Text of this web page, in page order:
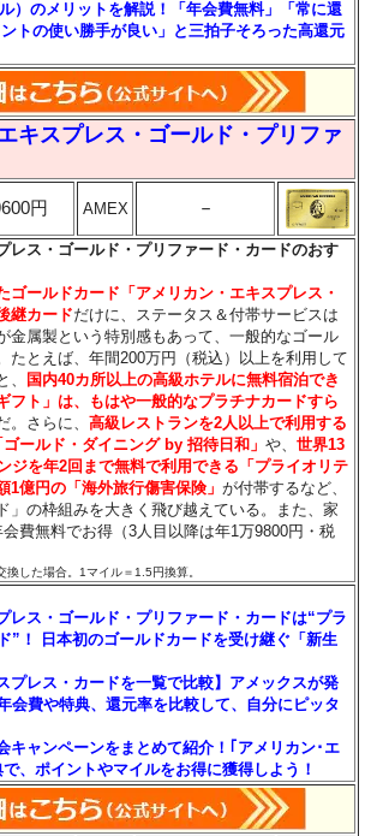
）のメリットを解説！「年会費無料」「常に還
トの使い勝手が良い」と三拍子そろった高還元
キスプレス・ゴールド・プリファ
円 AMEX －
レス・ゴールド・プリファード・カードのおす
ゴールドカード「アメリカン・エキスプレス・
継カードだけに、ステータス＆付帯サービスは
金属製という特別感もあって、一般的なゴール
たとえば、年間200万円（税込）以上を利用して
、
国内40カ所以上の高級ホテルに無料宿泊でき
フト」は、もはや一般的なプラチナカードすら
。さらに、高級レストランを2人以上で利用する
ールド・ダイニング by 招待日和」や、世界13
ジを年2回まで無料で利用できる「プライオリテ
1億円の「海外旅行傷害保険」が付帯するなど、
」の枠組みを大きく飛び越えている。また、家
費無料でお得（3人目以降は年1万9800円・税
した場合。1マイル＝1.5円換算。
レス・ゴールド・プリファード・カードは“プラ
”！ 日本初のゴールドカードを受け継ぐ「新生
プレス・カードを一覧で比較】アメックスが発
会費や特典、還元率を比較して、自分にピッタ
キャンペーンをまとめて紹介！｢アメリカン･エ
、ポイントやマイルをお得に獲得しよう！